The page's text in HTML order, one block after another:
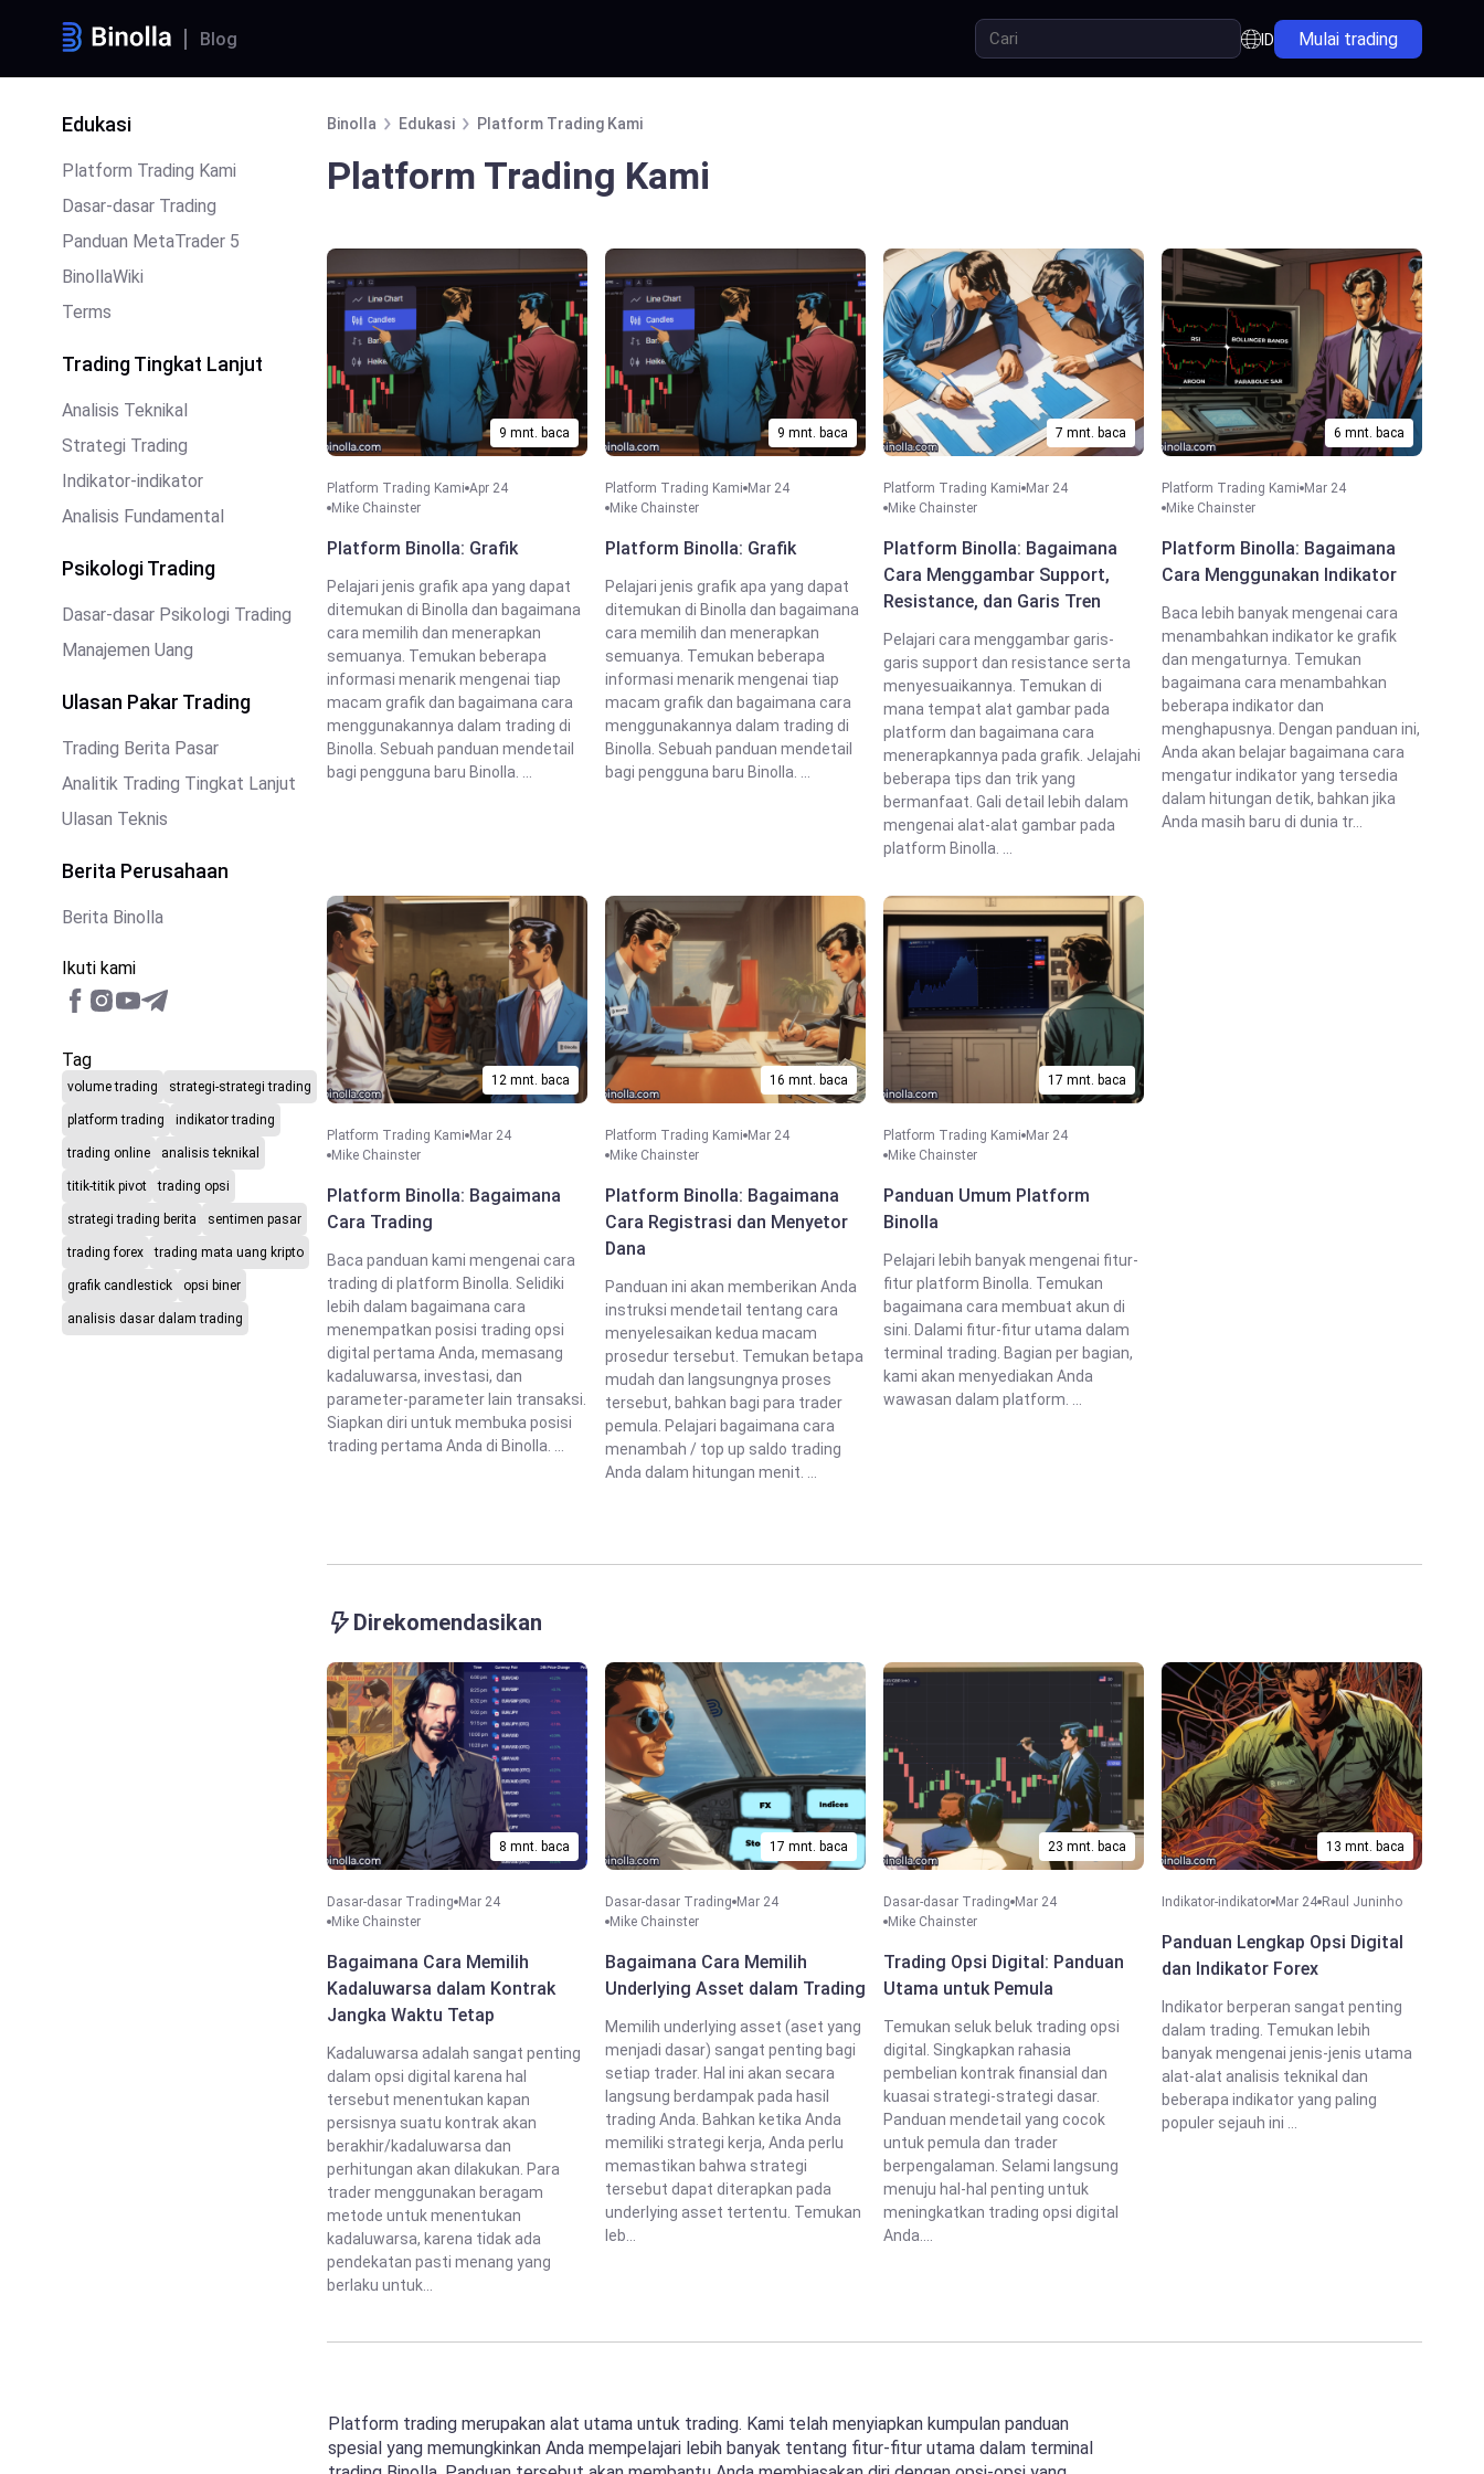
Blog ID Mulai trading
Edukasi
Platform Trading Kami
Dasar-dasar Trading
Panduan MetaTrader 5
BinollaWiki
Terms
Trading Tingkat Lanjut
Analisis Teknikal
Strategi Trading
Indikator-indikator
Analisis Fundamental
Psikologi Trading
Dasar-dasar Psikologi Trading
Manajemen Uang
Ulasan Pakar Trading
Trading Berita Pasar
Analitik Trading Tingkat Lanjut
Ulasan Teknis
Berita Perusahaan
Berita Binolla
Ikuti kami
Tag
volume trading strategi-strategi trading
platform trading indikator trading
trading online analisis teknikal
titik-titik pivot trading opsi
strategi trading berita sentimen pasar
trading forex trading mata uang kripto
grafik candlestick opsi biner
analisis dasar dalam trading
Binolla Edukasi Platform Trading Kami
Platform Trading Kami
9 mnt. baca
Platform Trading Kami Apr 24
Mike Chainster
Platform Binolla: Grafik
Pelajari jenis grafik apa yang dapat
ditemukan di Binolla dan bagaimana
cara memilih dan menerapkan
semuanya. Temukan beberapa
informasi menarik mengenai tiap
macam grafik dan bagaimana cara
menggunakannya dalam trading di
Binolla. Sebuah panduan mendetail
bagi pengguna baru Binolla. ...
9 mnt. baca
Platform Trading Kami Mar 24
Mike Chainster
Platform Binolla: Grafik
Pelajari jenis grafik apa yang dapat
ditemukan di Binolla dan bagaimana
cara memilih dan menerapkan
semuanya. Temukan beberapa
informasi menarik mengenai tiap
macam grafik dan bagaimana cara
menggunakannya dalam trading di
Binolla. Sebuah panduan mendetail
bagi pengguna baru Binolla. ...
7 mnt. baca
Platform Trading Kami Mar 24
Mike Chainster
Platform Binolla: Bagaimana
Cara Menggambar Support,
Resistance, dan Garis Tren
Pelajari cara menggambar garis-
garis support dan resistance serta
menyesuaikannya. Temukan di
mana tempat alat gambar pada
platform dan bagaimana cara
menerapkannya pada grafik. Jelajahi
beberapa tips dan trik yang
bermanfaat. Gali detail lebih dalam
mengenai alat-alat gambar pada
platform Binolla. ...
6 mnt. baca
Platform Trading Kami Mar 24
Mike Chainster
Platform Binolla: Bagaimana
Cara Menggunakan Indikator
Baca lebih banyak mengenai cara
menambahkan indikator ke grafik
dan mengaturnya. Temukan
bagaimana cara menambahkan
beberapa indikator dan
menghapusnya. Dengan panduan ini,
Anda akan belajar bagaimana cara
mengatur indikator yang tersedia
dalam hitungan detik, bahkan jika
Anda masih baru di dunia tr...
12 mnt. baca
Platform Trading Kami Mar 24
Mike Chainster
Platform Binolla: Bagaimana
Cara Trading
Baca panduan kami mengenai cara
trading di platform Binolla. Selidiki
lebih dalam bagaimana cara
menempatkan posisi trading opsi
digital pertama Anda, memasang
kadaluwarsa, investasi, dan
parameter-parameter lain transaksi.
Siapkan diri untuk membuka posisi
trading pertama Anda di Binolla. ...
16 mnt. baca
Platform Trading Kami Mar 24
Mike Chainster
Platform Binolla: Bagaimana
Cara Registrasi dan Menyetor
Dana
Panduan ini akan memberikan Anda
instruksi mendetail tentang cara
menyelesaikan kedua macam
prosedur tersebut. Temukan betapa
mudah dan langsungnya proses
tersebut, bahkan bagi para trader
pemula. Pelajari bagaimana cara
menambah / top up saldo trading
Anda dalam hitungan menit. ...
17 mnt. baca
Platform Trading Kami Mar 24
Mike Chainster
Panduan Umum Platform
Binolla
Pelajari lebih banyak mengenai fitur-
fitur platform Binolla. Temukan
bagaimana cara membuat akun di
sini. Dalami fitur-fitur utama dalam
terminal trading. Bagian per bagian,
kami akan menyediakan Anda
wawasan dalam platform. ...
Direkomendasikan
8 mnt. baca
Dasar-dasar Trading Mar 24
Mike Chainster
Bagaimana Cara Memilih
Kadaluwarsa dalam Kontrak
Jangka Waktu Tetap
Kadaluwarsa adalah sangat penting
dalam opsi digital karena hal
tersebut menentukan kapan
persisnya suatu kontrak akan
berakhir/kadaluwarsa dan
perhitungan akan dilakukan. Para
trader menggunakan beragam
metode untuk menentukan
kadaluwarsa, karena tidak ada
pendekatan pasti menang yang
berlaku untuk...
17 mnt. baca
Dasar-dasar Trading Mar 24
Mike Chainster
Bagaimana Cara Memilih
Underlying Asset dalam Trading
Memilih underlying asset (aset yang
menjadi dasar) sangat penting bagi
setiap trader. Hal ini akan secara
langsung berdampak pada hasil
trading Anda. Bahkan ketika Anda
memiliki strategi kerja, Anda perlu
memastikan bahwa strategi
tersebut dapat diterapkan pada
underlying asset tertentu. Temukan
leb...
23 mnt. baca
Dasar-dasar Trading Mar 24
Mike Chainster
Trading Opsi Digital: Panduan
Utama untuk Pemula
Temukan seluk beluk trading opsi
digital. Singkapkan rahasia
pembelian kontrak finansial dan
kuasai strategi-strategi dasar.
Panduan mendetail yang cocok
untuk pemula dan trader
berpengalaman. Selami langsung
menuju hal-hal penting untuk
meningkatkan trading opsi digital
Anda....
13 mnt. baca
Indikator-indikator Mar 24 Raul Juninho
Panduan Lengkap Opsi Digital
dan Indikator Forex
Indikator berperan sangat penting
dalam trading. Temukan lebih
banyak mengenai jenis-jenis utama
alat-alat analisis teknikal dan
beberapa indikator yang paling
populer sejauh ini ...
Platform trading merupakan alat utama untuk trading. Kami telah menyiapkan kumpulan panduan
spesial yang memungkinkan Anda mempelajari lebih banyak tentang fitur-fitur utama dalam terminal